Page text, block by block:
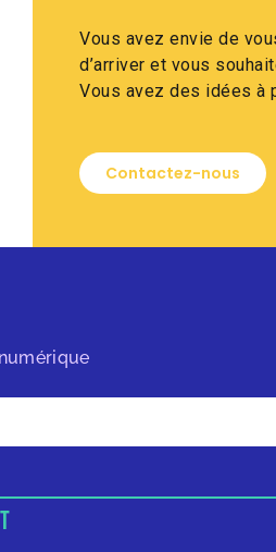
Vous avez envie de
d’arriver et vous
Vous avez des idées à
Contactez-nous